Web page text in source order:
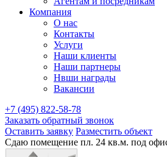
Компания
О нас
Контакты
Услуги
Наши клиенты
Наши партнеры
Нвши награды
Вакансии
+7 (495) 822-58-78
Заказать обратный звонок
Оставить заявку Разместить объект
Сдаю помещение пл. 24 кв.м. под